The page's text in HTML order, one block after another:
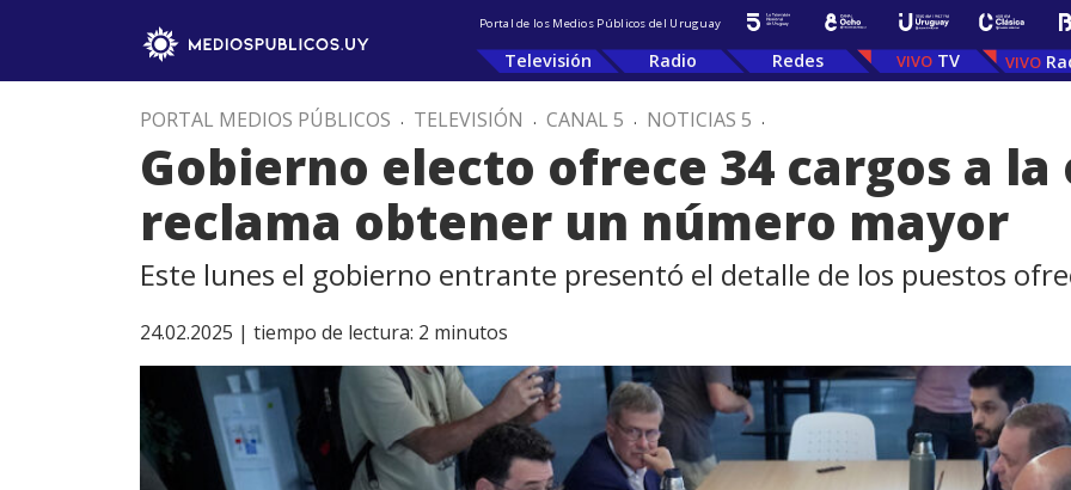
Portal de los Medios Públicos del Uruguay
Televisión Radio Redes TV
PORTAL MEDIOS PÚBLICOS . TELEVISIÓN . CANAL 5 . NOTICIAS 5 .
Gobierno electo ofrece 34 cargos a
reclama obtener un número mayor
Este lunes el gobierno entrante presentó el detalle de los puestos
24.02.2025 | tiempo de lectura: 2 minutos